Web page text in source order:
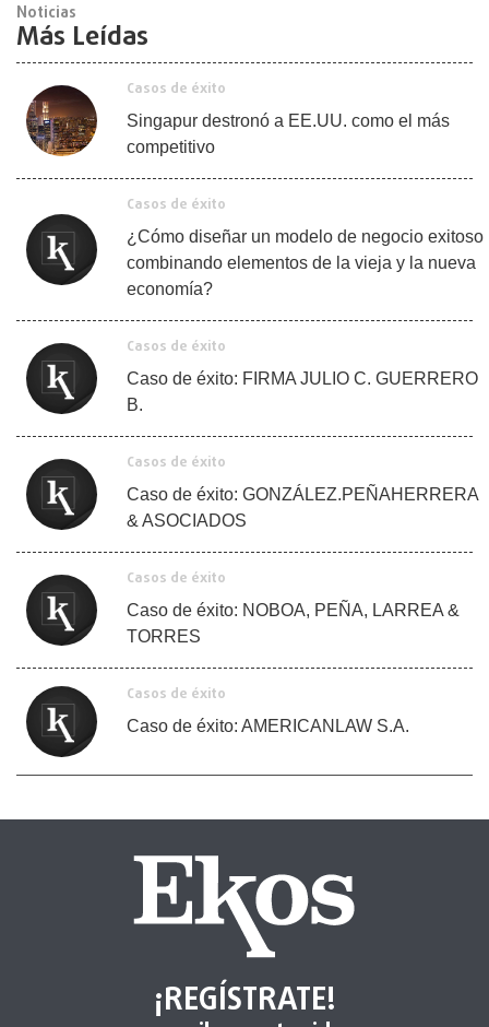
Noticias
Más Leídas
Casos de éxito
Singapur destronó a EE.UU. como el más
competitivo
Casos de éxito
¿Cómo diseñar un modelo de negocio exitoso
combinando elementos de la vieja y la nueva
economía?
Casos de éxito
Caso de éxito: FIRMA JULIO C. GUERRERO
B.
Casos de éxito
Caso de éxito: GONZÁLEZ.PEÑAHERRERA
& ASOCIADOS
Casos de éxito
Caso de éxito: NOBOA, PEÑA, LARREA &
TORRES
Casos de éxito
Caso de éxito: AMERICANLAW S.A.
¡REGÍSTRATE!